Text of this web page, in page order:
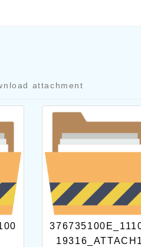
attachment
19316_ATTACH1